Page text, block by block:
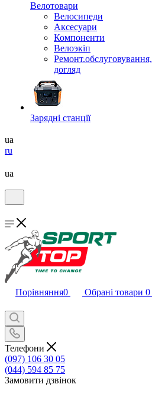
Велотовари
Велосипеди
Аксесуари
Компоненти
Велоэкіп
Ремонт.обслуговування,
догляд
Зарядні станції
ua
ru
ua
Порівняння0 Обрані товари 0
Телефони
(097) 106 30 05
(044) 594 85 75
Замовити дзвінок